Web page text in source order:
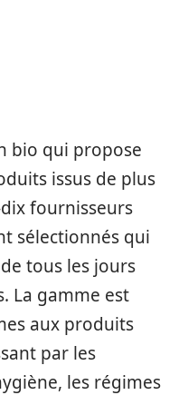
bio qui propose
issus de plus
fournisseurs
sélectionnés qui
tous les jours
La gamme est
aux produits
par les
les régimes